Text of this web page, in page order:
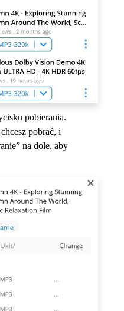
pobierania.
pobrać, i
na dole, aby